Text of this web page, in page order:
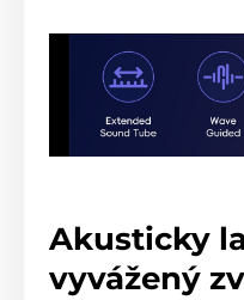
Akusticky
vyvážený